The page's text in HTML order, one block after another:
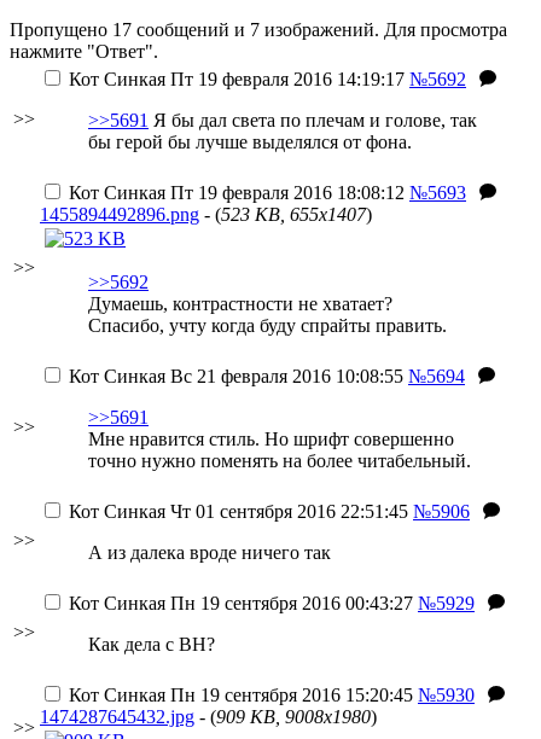
Пропущено 17 сообщений и 7 изображений. Для просмотра
нажмите "Ответ".
>>
Кот Синкая Пт 19 февраля 2016 14:19:17 №5692
>>5691 Я бы дал света по плечам и голове, так
бы герой бы лучше выделялся от фона.
>>
Кот Синкая Пт 19 февраля 2016 18:08:12 №5693
1455894492896.png - (523 KB, 655x1407)
>>5692
Думаешь, контрастности не хватает?
Спасибо, учту когда буду спрайты править.
>>
Кот Синкая Вс 21 февраля 2016 10:08:55 №5694
>>5691
Мне нравится стиль. Но шрифт совершенно
точно нужно поменять на более читабельный.
>>
Кот Синкая Чт 01 сентября 2016 22:51:45 №5906
А из далека вроде ничего так
>>
Кот Синкая Пн 19 сентября 2016 00:43:27 №5929
Как дела с ВН?
>>
Кот Синкая Пн 19 сентября 2016 15:20:45 №5930
1474287645432.jpg - (909 KB, 9008x1980)